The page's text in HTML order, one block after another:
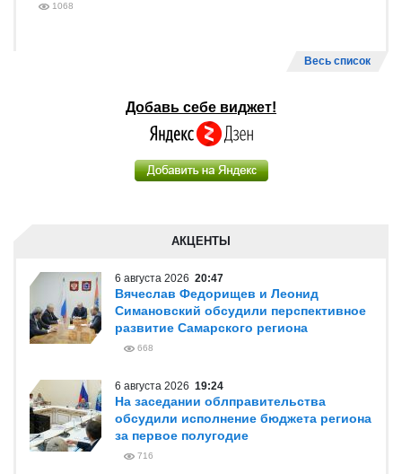
1068
Весь список
Добавь себе виджет!
АКЦЕНТЫ
6 августа 2026 20:47
Вячеслав Федорищев и Леонид
Симановский обсудили перспективное
развитие Самарского региона
668
6 августа 2026 19:24
На заседании облправительства
обсудили исполнение бюджета региона
за первое полугодие
716